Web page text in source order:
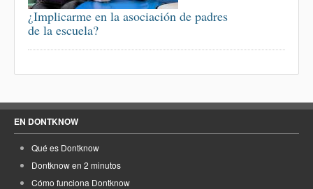
¿Implicarme en la asociación de padres
de la escuela?
EN DONTKNOW
Qué es Dontknow
Dontknow en 2 minutos
Cómo funciona Dontknow